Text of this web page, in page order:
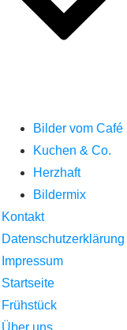
Bilder vom Café
Kuchen & Co.
Herzhaft
Bildermix
Kontakt
Datenschutzerklärung
Impressum
Startseite
Frühstück
Über uns